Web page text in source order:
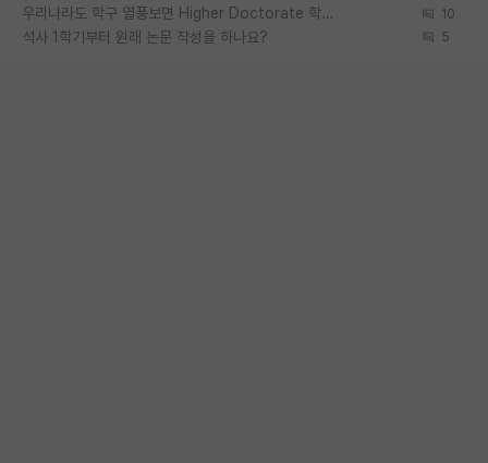
우리나라도 학구 열풍보면 Higher Doctorate 학위가 필요하다고 봅니다. 10
석사 1학기부터 원래 논문 작성을 하나요? 5